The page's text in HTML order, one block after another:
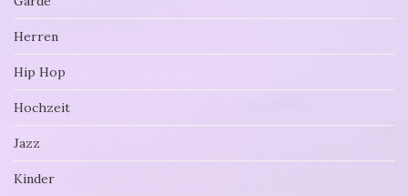
Herren
Hip Hop
Hochzeit
Jazz
Kinder